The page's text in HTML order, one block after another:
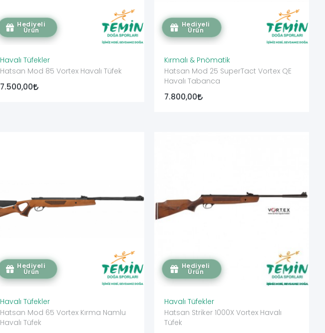
Hediyeli
Ürün
Havalı Tüfekler
Hatsan Mod 85 Vortex Havalı Tüfek
7.500,00
Hediyeli
Ürün
Kırmalı & Pnömatik
Hatsan Mod 25 SuperTact Vortex QE
Havalı Tabanca
7.800,00
Hediyeli
Ürün
Havalı Tüfekler
Hatsan Mod 65 Vortex Kırma Namlu
Havalı Tüfek
Hediyeli
Ürün
Havalı Tüfekler
Hatsan Striker 1000X Vortex Havalı
Tüfek